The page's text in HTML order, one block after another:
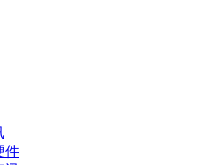
件